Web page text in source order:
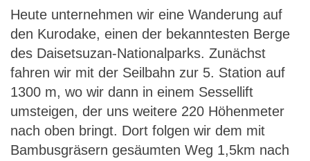
Heute unternehmen wir eine Wanderung auf
den Kurodake, einen der bekanntesten Berge
des Daisetsuzan-Nationalparks. Zunächst
fahren wir mit der Seilbahn zur 5. Station auf
1300 m, wo wir dann in einem Sessellift
umsteigen, der uns weitere 220 Höhenmeter
nach oben bringt. Dort folgen wir dem mit
Bambusgräsern gesäumten Weg 1,5km nach